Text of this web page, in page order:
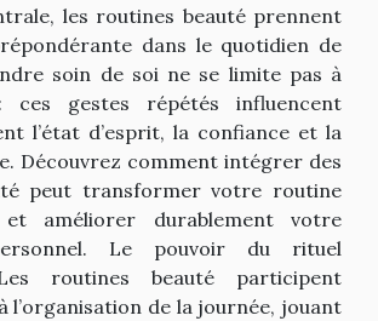
les routines beauté prennent
dans le quotidien de
soin de soi ne se limite pas à
: ces gestes répétés influencent
l’état d’esprit, la confiance et la
Découvrez comment intégrer des
peut transformer votre routine
et améliorer durablement votre
Le pouvoir du rituel
routines beauté participent
l’organisation de la journée, jouant